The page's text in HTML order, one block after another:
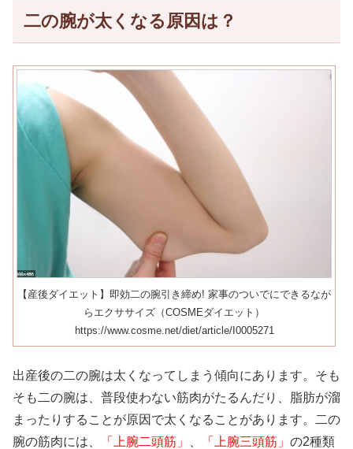
二の腕が太くなる原因は？
【産後ダイエット】即効二の腕引き締め! 家事のついでにできるなが
らエクササイズ（COSMEダイエット）
https://www.cosme.net/diet/article/I0005271
出産後の二の腕は太くなってしまう傾向にあります。そも
そも二の腕は、普段使わない筋肉がたるんだり、脂肪が溜
まったりすることが原因で太くなることがあります。二の
腕の筋肉には、
「上腕二頭筋」 「上腕三頭筋」 の2種類